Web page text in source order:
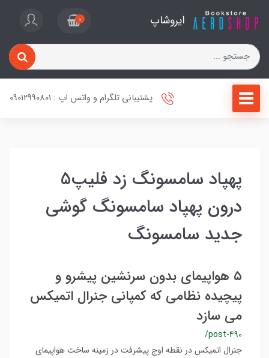
ایروشاپ 0
پشتیبانی تلگرام و واتس اپ : 09012990801
پهپاد سامسونگ زد فلیپ5
درون پهپاد سامسونگ گوشی
جدید سامسونگ
۵ هواپیمای بدون سرنشین پیشرو و
پیچیده نظامی که کمپانی جنرال اتمیکس
می سازد
/post-490
جنرال اتمیکس در نقطه اوج پیشرفت در زمینه ساخت هواپیمای